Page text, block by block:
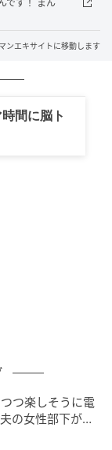
です！ まん
ンエキサイトに移動します
間に脳ト
つ楽しそうに電
の女性部下が気